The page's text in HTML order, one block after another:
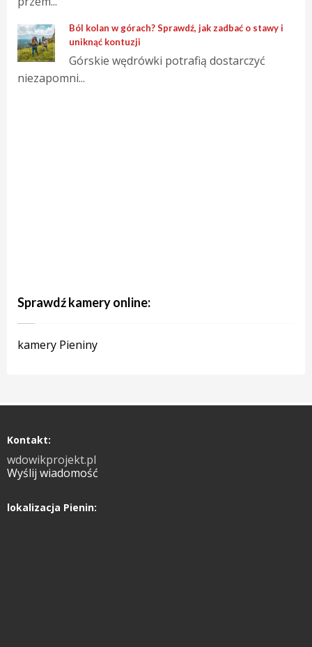
Ból kolan w górach? Sprawdź, jak zadbać o stawy i
uniknąć kontuzji
Górskie wędrówki potrafią dostarczyć
niezapomni...
Sprawdź kamery online:
kamery Pieniny
Kontakt:
wdowikprojekt.pl
Wyślij wiadomość
lokalizacja Pienin: